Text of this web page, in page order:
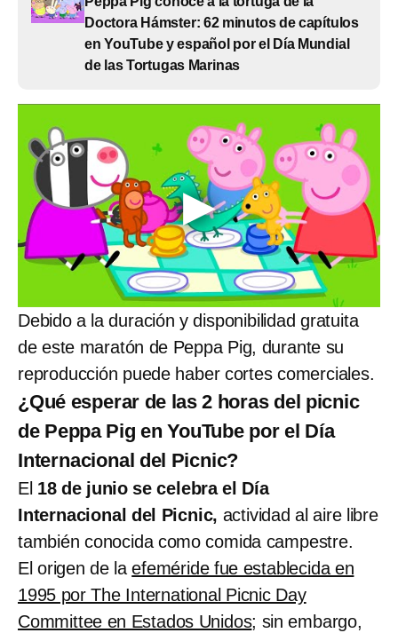
Doctora Hámster: 62 minutos de capítulos
en YouTube y español por el Día Mundial
de las Tortugas Marinas
Debido a la duración y disponibilidad gratuita
de este maratón de Peppa Pig, durante su
reproducción puede haber cortes comerciales.
¿Qué esperar de las 2 horas del picnic
de Peppa Pig en YouTube por el Día
Internacional del Picnic?
El 18 de junio se celebra el Día
Internacional del Picnic, actividad al aire libre
también conocida como comida campestre.
El origen de laefeméride fue establecida en
1995 por The International Picnic Day
Committee en Estados Unidos; sin embargo,